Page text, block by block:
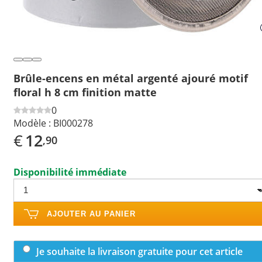
Brûle-encens en métal argenté ajouré motif
floral h 8 cm finition matte
0
Modèle : BI000278
€12,90
Disponibilité immédiate
AJOUTER AU PANIER
Je souhaite la livraison gratuite pour cet article